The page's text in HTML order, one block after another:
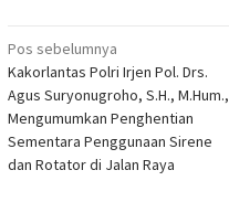
Navigasi
pos
Pos sebelumnya
Kakorlantas Polri Irjen Pol. Drs.
Agus Suryonugroho, S.H., M.Hum.,
Mengumumkan Penghentian
Sementara Penggunaan Sirene
dan Rotator di Jalan Raya